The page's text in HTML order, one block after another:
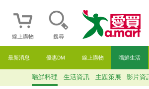
線上購物 搜尋
最新消息 優惠DM 線上購物 嚐鮮生活
嚐鮮料理 生活資訊 主題策展 影片資